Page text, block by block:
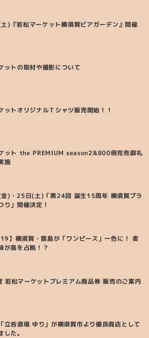
)『若松マーケット横須賀ビアガーデン』開催
ットの取材や撮影について
ットオリジナルＴシャツ販売開始！！
ット the PREMIUM season2&800冊完売御礼
施
)・25日(土)「第24回 誕生15周年 横須賀ブラ
り」開催決定！
】横須賀・猿島が「ワンピース」一色に！ 麦
が島を占拠！？
若松マーケットプレミアム商品券 販売のご案内
立呑酒場 ゆり」が横須賀市より優良商店として
した。